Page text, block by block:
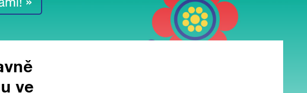
ve